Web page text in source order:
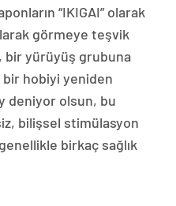
“IKIGAI” olarak
görmeye teşvik
bir yürüyüş grubuna
bir hobiyi yeniden
deniyor olsun, bu
bilişsel stimülasyon
birkaç sağlık